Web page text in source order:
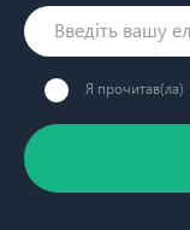
Я прочитав(ла)